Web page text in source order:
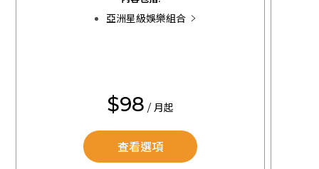
亞洲星級娛樂組合
$98 / 月起
查看選項